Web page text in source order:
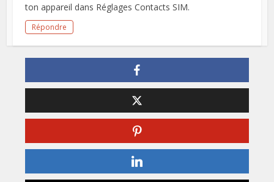
ton appareil dans Réglages Contacts SIM.
Répondre